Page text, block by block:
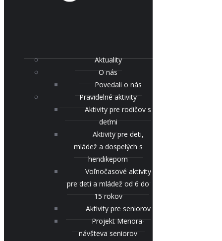
Aktuality
O nás
Povedali o nás
Pravidelné aktivity
Aktivity pre rodičov s
deťmi
Aktivity pre deti,
mládež a dospelých s
hendikepom
Voľnočasové aktivity
pre deti a mládež od 6 do
15 rokov
Aktivity pre seniorov
Projekt Menora-
návšteva seniorov